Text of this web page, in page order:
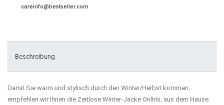
careinfo@bestseller.com
Beschreibung
Damit Sie warm und stylisch durch den Winter/Herbst kommen,
empfehlen wir Ihnen die Zeitlose Winter-Jacke OnlIris, aus dem Hause